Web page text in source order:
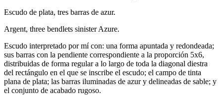
Escudo de plata, tres barras de azur.
Argent, three bendlets sinister Azure.
Escudo interpretado por mí con: una forma apuntada y redondeada;
sus barras con la pendiente correspondiente a la proporción 5x6,
distribuidas de forma regular a lo largo de toda la diagonal diestra
del rectángulo en el que se inscribe el escudo; el campo de tinta
plana de plata; las barras iluminadas de azur y delineadas de sable; y
el conjunto de acabado rugoso.